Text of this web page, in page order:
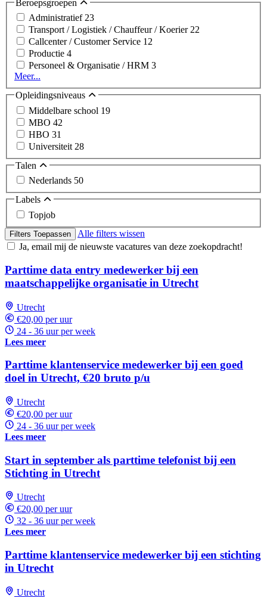
Beroepsgroepen
Administratief 23
Transport / Logistiek / Chauffeur / Koerier 22
Callcenter / Customer Service 12
Productie 4
Personeel & Organisatie / HRM 3
Meer...
Opleidingsniveaus
Middelbare school 19
MBO 42
HBO 31
Universiteit 28
Talen
Nederlands 50
Labels
Topjob
Filters Toepassen
Alle filters wissen
Ja, email mij de nieuwste vacatures van deze zoekopdracht!
Parttime data entry medewerker bij een
maatschappelijke organisatie in Utrecht
Utrecht
€20,00 per uur
24 - 36 uur per week
Lees meer
Parttime klantenservice medewerker bij een goed
doel in Utrecht, €20 bruto p/u
Utrecht
€20,00 per uur
24 - 36 uur per week
Lees meer
Start in september als parttime telefonist bij een
Stichting in Utrecht
Utrecht
€20,00 per uur
32 - 36 uur per week
Lees meer
Parttime klantenservice medewerker bij een stichting
in Utrecht
Utrecht